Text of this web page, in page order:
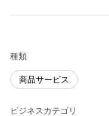
種類
商品サービス
ビジネスカテゴリ